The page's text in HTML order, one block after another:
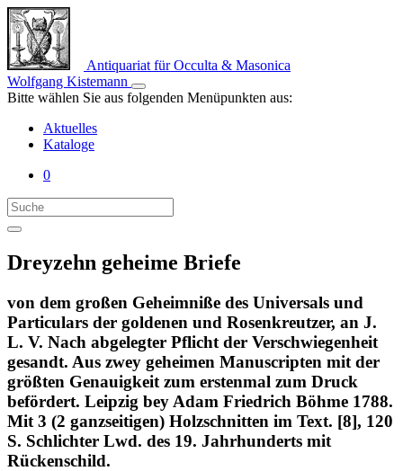
Antiquariat für Occulta & Masonica
Wolfgang Kistemann
Bitte wählen Sie aus folgenden Menüpunkten aus:
Aktuelles
Kataloge
0
Dreyzehn geheime Briefe
von dem großen Geheimniße des Universals und
Particulars der goldenen und Rosenkreutzer, an J.
L. V. Nach abgelegter Pflicht der Verschwiegenheit
gesandt. Aus zwey geheimen Manuscripten mit der
größten Genauigkeit zum erstenmal zum Druck
befördert. Leipzig bey Adam Friedrich Böhme 1788.
Mit 3 (2 ganzseitigen) Holzschnitten im Text. [8], 120
S. Schlichter Lwd. des 19. Jahrhunderts mit
Rückenschild.